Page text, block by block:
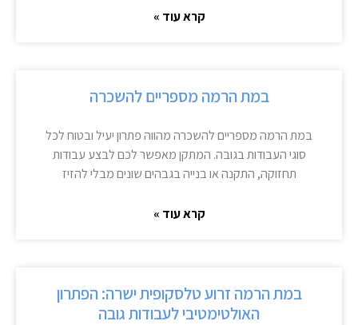
קרא עוד »
במת הרמה מספריים להשכרה
במת הרמה מספריים להשכרה מהווה פתרון יעיל ובטוח לכל
סוגי העבודות בגובה. המתקן מאפשר לכם לבצע עבודות
תחזוקה, התקנה או בנייה בגבהים שונים מבלי להזיז
קרא עוד »
במת הרמה זרוע טלסקופית ישרה: הפתרון
האולטימטיבי לעבודות גובה